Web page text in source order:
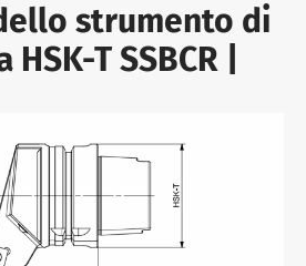
strumento di
T SSBCR |